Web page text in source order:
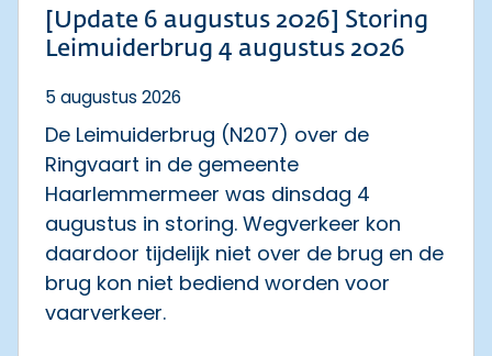
[Update 6 augustus 2026] Storing
Leimuiderbrug 4 augustus 2026
5 augustus 2026
De Leimuiderbrug (N207) over de
Ringvaart in de gemeente
Haarlemmermeer was dinsdag 4
augustus in storing. Wegverkeer kon
daardoor tijdelijk niet over de brug en de
brug kon niet bediend worden voor
vaarverkeer.